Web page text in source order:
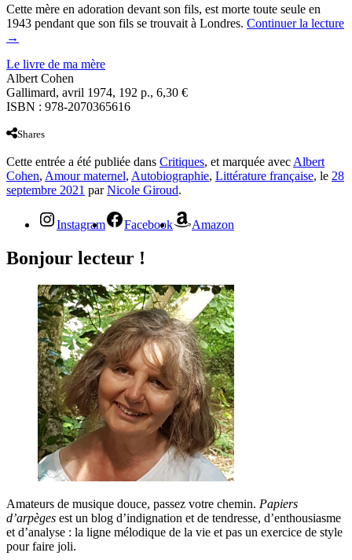
Cette mère en adoration devant son fils, est morte toute seule en
1943 pendant que son fils se trouvait à Londres. Continuer la lecture
→
Le livre de ma mère
Albert Cohen
Gallimard, avril 1974, 192 p., 6,30 €
ISBN : 978-2070365616
Shares
Cette entrée a été publiée dans Critiques, et marquée avec Albert
Cohen, Amour maternel, Autobiographie, Littérature française, le 28
septembre 2021 parNicole Giroud.
Instagram Facebook Amazon
Bonjour lecteur !
Amateurs de musique douce, passez votre chemin. Papiers
d’arpèges est un blog d’indignation et de tendresse, d’enthousiasme
et d’analyse : la ligne mélodique de la vie et pas un exercice de style
pour faire joli.